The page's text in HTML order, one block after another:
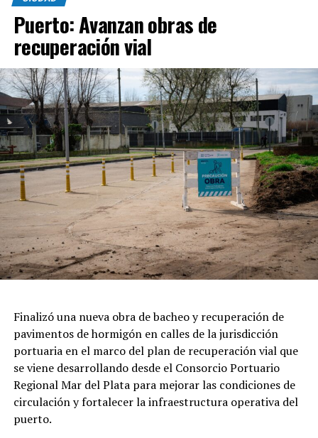
Puerto: Avanzan obras de
recuperación vial
Finalizó una nueva obra de bacheo y recuperación de
pavimentos de hormigón en calles de la jurisdicción
portuaria en el marco del plan de recuperación vial que
se viene desarrollando desde el Consorcio Portuario
Regional Mar del Plata para mejorar las condiciones de
circulación y fortalecer la infraestructura operativa del
puerto.